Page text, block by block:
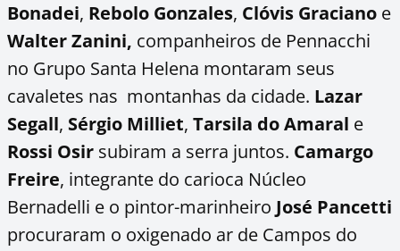
Bonadei, Rebolo Gonzales, Clóvis Graciano e
Walter Zanini, companheiros de Pennacchi
no Grupo Santa Helena montaram seus
cavaletes nas montanhas da cidade. Lazar
Segall, Sérgio Milliet, Tarsila do Amaral e
Rossi Osir subiram a serra juntos. Camargo
Freire, integrante do carioca Núcleo
Bernadelli e o pintor-marinheiro José Pancetti
procuraram o oxigenado ar de Campos do